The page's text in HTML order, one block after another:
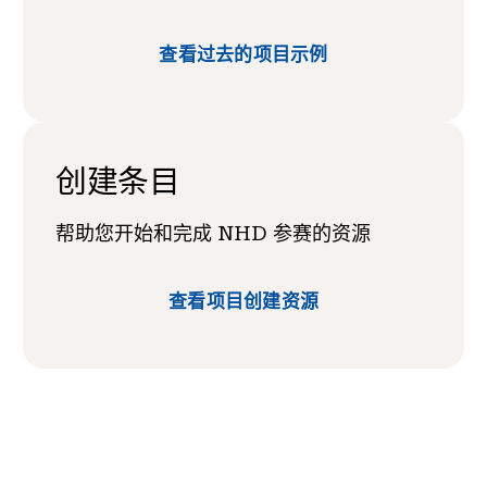
查看过去的项目示例
创建条目
帮助您开始和完成 NHD 参赛的资源
查看项目创建资源